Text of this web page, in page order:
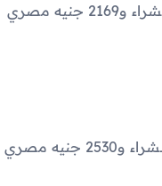
و2169 جنيه مصري
و2530 جنيه مصري